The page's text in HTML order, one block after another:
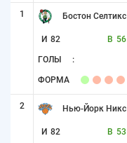
1 Бостон Селтикс
И 82 В 56
ГОЛЫ :
ФОРМА
2 Нью-Йорк Никс
И 82 В 53